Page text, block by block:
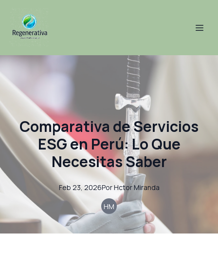
Comparativa de Servicios
ESG en Perú: Lo Que
Necesitas Saber
Feb 23, 2026PorHctorMiranda
HM